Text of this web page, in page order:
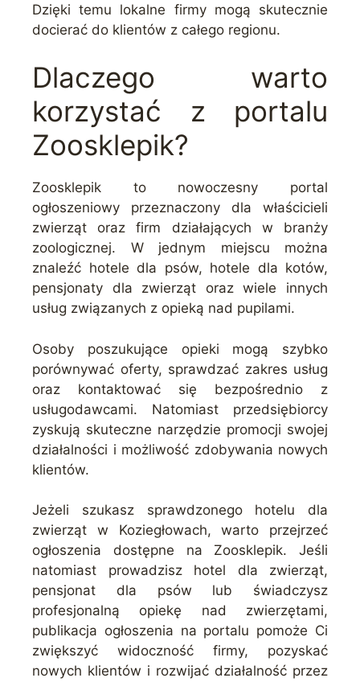
Dzięki temu lokalne firmy mogą skutecznie
docierać do klientów z całego regionu.
Dlaczego warto
korzystać z portalu
Zoosklepik?
Zoosklepik to nowoczesny portal
ogłoszeniowy przeznaczony dla właścicieli
zwierząt oraz firm działających w branży
zoologicznej. W jednym miejscu można
znaleźć hotele dla psów, hotele dla kotów,
pensjonaty dla zwierząt oraz wiele innych
usług związanych z opieką nad pupilami.
Osoby poszukujące opieki mogą szybko
porównywać oferty, sprawdzać zakres usług
oraz kontaktować się bezpośrednio z
usługodawcami. Natomiast przedsiębiorcy
zyskują skuteczne narzędzie promocji swojej
działalności i możliwość zdobywania nowych
klientów.
Jeżeli szukasz sprawdzonego hotelu dla
zwierząt w Koziegłowach, warto przejrzeć
ogłoszenia dostępne na Zoosklepik. Jeśli
natomiast prowadzisz hotel dla zwierząt,
pensjonat dla psów lub świadczysz
profesjonalną opiekę nad zwierzętami,
publikacja ogłoszenia na portalu pomoże Ci
zwiększyć widoczność firmy, pozyskać
nowych klientów i rozwijać działalność przez